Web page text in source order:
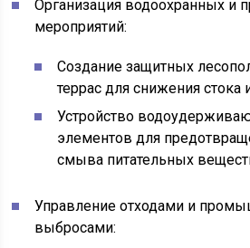
Организация водоохранных и
мероприятий:
Создание защитных
террас для снижения
Устройство
элементов для
смыва питательных
Управление отходами и
выбросами: